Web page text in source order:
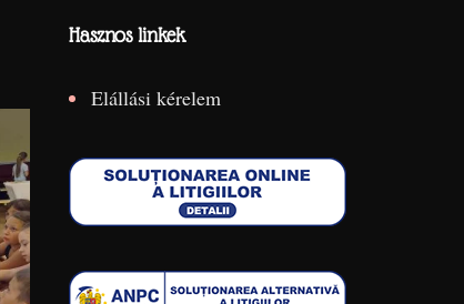
Hasznos linkek
Elállási kérelem